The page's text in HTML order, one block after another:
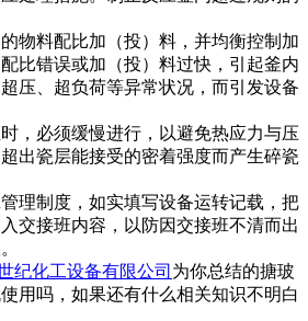
物料配比加（投）料，并均衡控制加
比错误或加（投）料过快，引起釜内
压、超负荷等异常状况，而引发设备
，必须缓慢进行，以避免热应力与压
出瓷层能接受的密着强度而产生碎瓷
理制度，如实填写设备运转记载，把
交接班内容，以防因交接班不清而出
纪化工设备有限公司 为你总结的搪玻
用吗，如果还有什么相关知识不明白